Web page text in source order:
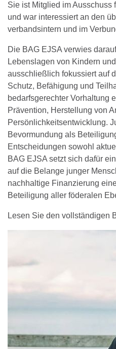
Sie ist Mitglied im
und war interessiert an den
verbandsintern und im
Die BAG EJSA verwies
Lebenslagen von Kindern
ausschließlich fokussiert auf
Schutz, Befähigung und
bedarfsgerechter Vorhaltung
Prävention, Herstellung von
Persönlichkeitsentwicklung.
Bevormundung als
Entscheidungen sowohl
BAG EJSA setzt sich dafür
auf die Belange junger
nachhaltige Finanzierung
Beteiligung aller föderalen
Lesen Sie den vollständigen